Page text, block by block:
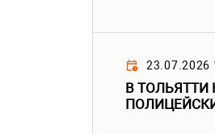
23.07.2026
В ТОЛЬЯТТИ